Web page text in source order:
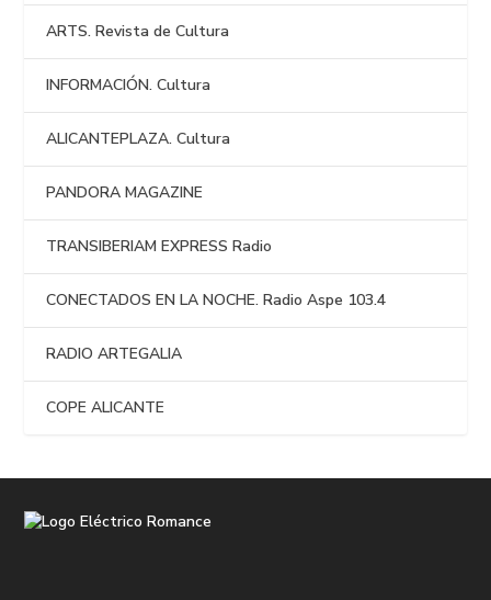
ARTS. Revista de Cultura
INFORMACIÓN. Cultura
ALICANTEPLAZA. Cultura
PANDORA MAGAZINE
TRANSIBERIAM EXPRESS Radio
CONECTADOS EN LA NOCHE. Radio Aspe 103.4
RADIO ARTEGALIA
COPE ALICANTE